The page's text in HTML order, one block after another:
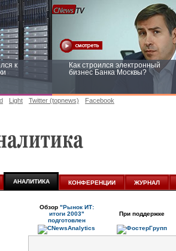
к
Как строился электронный
бизнес Банка Москвы?
Light Twitter (topnews) Facebook
АНАЛИТИКА КОНФЕРЕНЦИИ ЖУРНАЛ
Обзор "Рынок ИТ:
итоги 2003"
подготовлен
При поддержке